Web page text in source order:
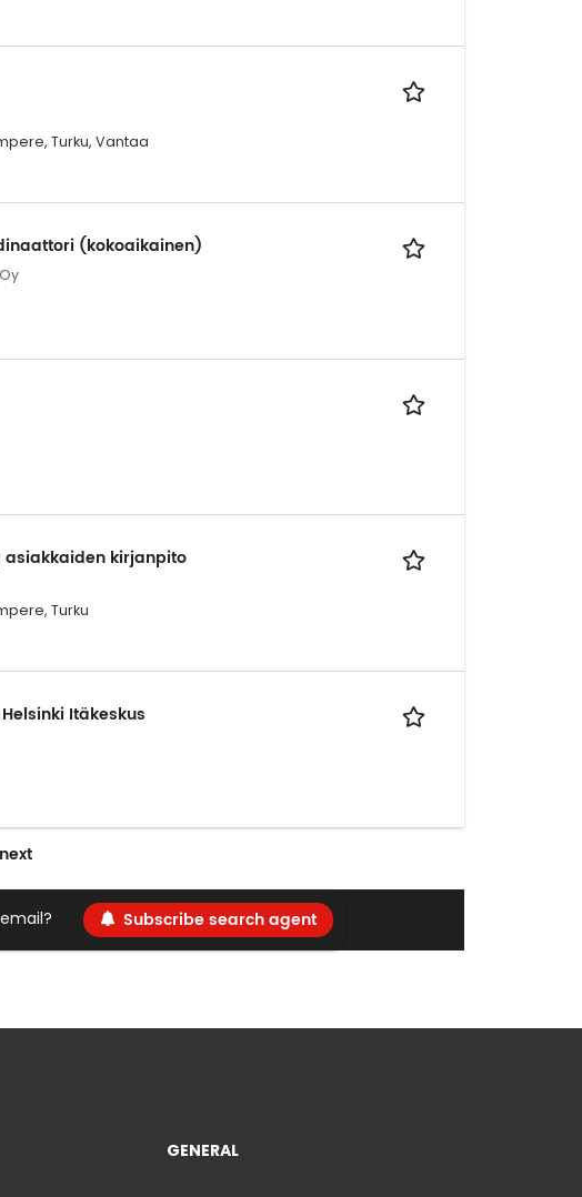
Turku, Vantaa
(kokoaikainen)
asiakkaiden kirjanpito
Turku
Itäkeskus
next
Subscribe search agent
GENERAL